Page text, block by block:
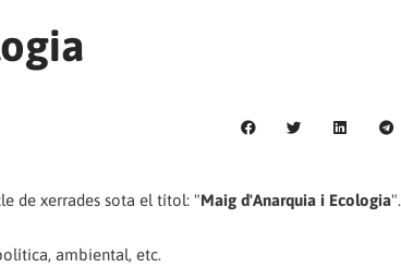
de xerrades sota el títol: "Maig d'Anarquia i Ecologia".
ambiental, etc.